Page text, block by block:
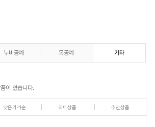
누비공예 목공예 기타
이 있습니다.
낮은가격순 히트상품 추천상품